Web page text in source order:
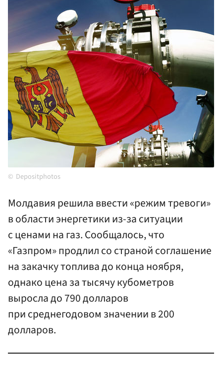
Depositphotos
Молдавия решила ввести «режим тревоги»
в области энергетики из-за ситуации
с ценами на газ. Сообщалось, что
«Газпром» продлил со страной соглашение
на закачку топлива до конца ноября,
однако цена за тысячу кубометров
выросла до 790 долларов
при среднегодовом значении в 200
долларов.